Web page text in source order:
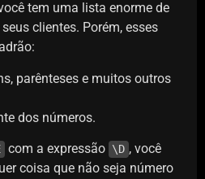
tem uma lista enorme de
clientes. Porém, esses
parênteses e muitos outros
dos números.
com a expressão \D , você
coisa que não seja número